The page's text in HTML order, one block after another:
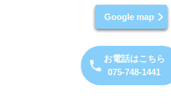
Google map
お電話はこちら
075-748-1441